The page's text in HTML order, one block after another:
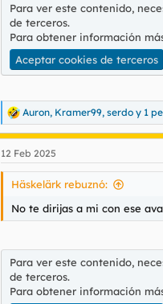
Para ver este contenido,
de terceros.
Para obtener información
Aceptar cookies de terceros
R
e
a
c
c
e
Auron, Kramer99, serdo y 1
12 Feb 2025
Häskelärk rebuznó:
No te dirijas a mi con ese
Para ver este contenido,
de terceros.
Para obtener información